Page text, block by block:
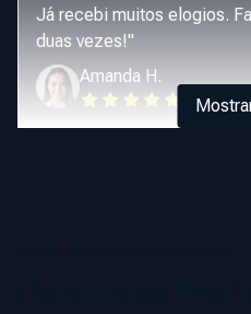
Já recebi muitos elogios.
duas vezes!"
Amanda H.